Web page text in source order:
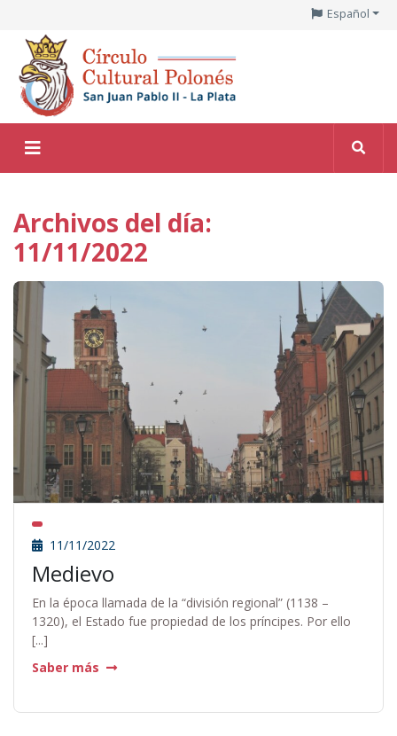
Español
Archivos del día:
11/11/2022
11/11/2022
Medievo
En la época llamada de la “división regional” (1138 –
1320), el Estado fue propiedad de los príncipes. Por ello
[...]
Saber más